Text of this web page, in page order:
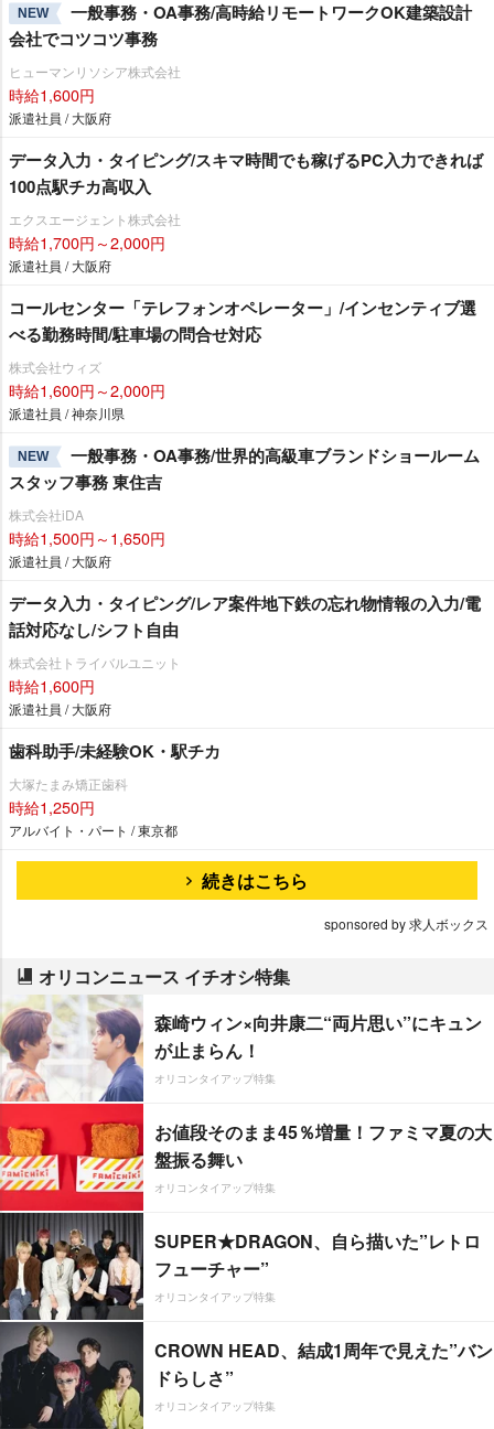
NEW
一般事務・OA事務/高時給リモートワークOK建築設計
会社でコツコツ事務
ヒューマンリソシア株式会社
時給1,600円
派遣社員 / 大阪府
データ入力・タイピング/スキマ時間でも稼げるPC入力できれば
100点駅チカ高収入
エクスエージェント株式会社
時給1,700円～2,000円
派遣社員 / 大阪府
コールセンター「テレフォンオペレーター」/インセンティブ選
べる勤務時間/駐車場の問合せ対応
株式会社ウィズ
時給1,600円～2,000円
派遣社員 / 神奈川県
NEW
一般事務・OA事務/世界的高級車ブランドショールーム
スタッフ事務 東住吉
株式会社iDA
時給1,500円～1,650円
派遣社員 / 大阪府
データ入力・タイピング/レア案件地下鉄の忘れ物情報の入力/電
話対応なし/シフト自由
株式会社トライバルユニット
時給1,600円
派遣社員 / 大阪府
歯科助手/未経験OK・駅チカ
大塚たまみ矯正歯科
時給1,250円
アルバイト・パート / 東京都
続きはこちら
sponsored by 求人ボックス
オリコンニュース イチオシ特集
森崎ウィン×向井康二“両片思い”にキュン
が止まらん！
オリコンタイアップ特集
お値段そのまま45％増量！ファミマ夏の大
盤振る舞い
オリコンタイアップ特集
SUPER★DRAGON、自ら描いた”レトロ
フューチャー”
オリコンタイアップ特集
CROWN HEAD、結成1周年で見えた”バン
ドらしさ”
オリコンタイアップ特集